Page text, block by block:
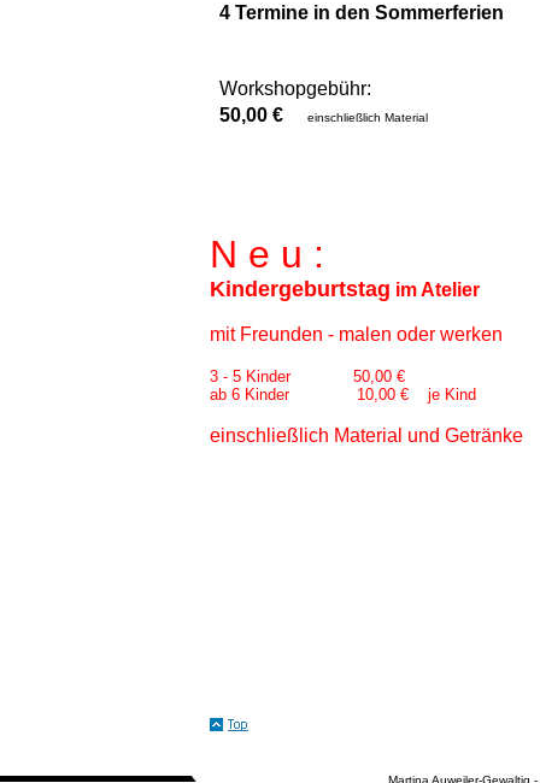
4 Termine in den Sommerferien
Workshopgebühr:
50,00 €
einschließlich Material
N e u :
Kindergeburtstag im Atelier
mit Freunden - malen oder werken
3 - 5 Kinder 50,00 €
ab 6 Kinder 10,00 € je Kind
einschließlich Material und Getränke
Martina Auweiler-Gewaltig